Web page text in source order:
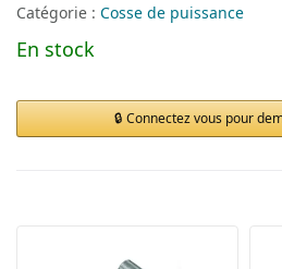
Catégorie : Cosse de puissance
En stock
Connectez vous pour